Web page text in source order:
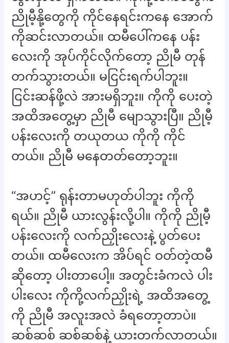
ညိုမီ့နို့တွေကို ကိုင်နေရင်းကနေ အောက်
ကိုဆင်းလာတယ်။ ထမီပေါ်ကနေ ပန်း
လေးကို အုပ်ကိုင်လိုက်တော့ ညိုမီ တုန်
တက်သွားတယ်။ မငြင်းရက်ပါဘူး။
ငြင်းဆန်ဖို့လဲ အားမရှိဘူး။ ကိုကို ပေးတဲ့
အထိအတွေ့မှာ ညိုမီ မျောသွားပြီ။ ညိုမီ့
ပန်းလေးကို တယုတယ ကိုကို ကိုင်
တယ်။ ညိုမီ မနေတတ်တော့ဘူး။
“အဟင့်” ရုန်းတာမဟုတ်ပါဘူး ကိုကို
ရယ်။ ညိုမီ ယားလွန်းလို့ပါ။ ကိုကို ညိုမီ့
ပန်းလေးကို လက်ညှိုးလေးနဲ့ ပွတ်ပေး
တယ်။ ထမီလေးက အိပ်ရင် ဝတ်တဲ့ထမီ
ဆိုတော့ ပါးတာပေါ့။ အတွင်းခံကလဲ ပါး
ပါးလေး ကိုကို့လက်ညှိုးရဲ့ အထိအတွေ့
ကို ညိုမီ အလူးအလဲ ခံရတော့တာပဲ။
ဆစ်ဆစ် ဆစ်ဆစ်နဲ့ ယားတက်လာတယ်။